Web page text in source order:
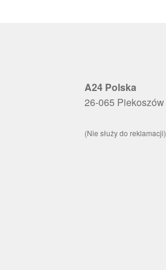
A24 Polska
26-065 Piekoszów
(Nie służy do reklamacji)